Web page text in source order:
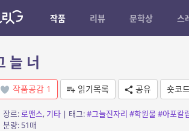
작품 리뷰 문학상 스
늘 너
작품공감 1 읽기목록 공유 숏코
장르:로맨스, 기타| 태그:#그늘진자리 #학원물#아포칼
분량: 51매